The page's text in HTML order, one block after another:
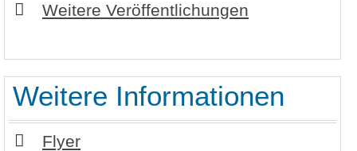
Weitere Veröffentlichungen
Weitere Informationen
Flyer